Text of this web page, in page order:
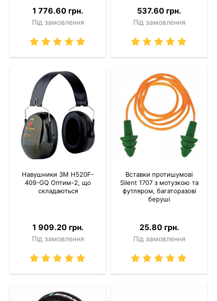
1 776.60 грн.
Під замовлення
537.60 грн.
Під замовлення
Навушники 3M H520F-
409-GQ Оптим-2, що
складаються
1 909.20 грн.
Під замовлення
Вставки протишумові
Silent 1707 з мотузкою та
футляром, багаторазові
беруші
25.80 грн.
Під замовлення